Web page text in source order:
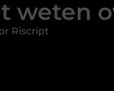
weten
Riscript